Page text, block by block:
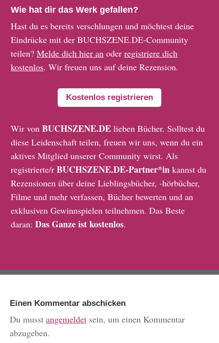
Wie hat dir das Werk gefallen?
Hast du es bereits verschlungen und möchtest deine
Eindrücke mit der BUCHSZENE.DE-Community
teilen?Melde dich hier an oderregistriere dich
kostenlos. Wir freuen uns auf deine Rezension.
Kostenlos registrieren
Wir vonBUCHSZENE.DE lieben Bücher. Solltest du
diese Leidenschaft teilen, freuen wir uns, wenn du ein
aktives Mitglied unserer Community wirst. Als
registrierte/rBUCHSZENE.DE-Partner*in kannst du
Rezensionen über deine Lieblingsbücher, -hörbücher,
Filme und mehr verfassen, Bücher bewerten und an
exklusiven Gewinnspielen teilnehmen. Das Beste
daran:Das Ganze ist kostenlos.
Einen Kommentar abschicken
Du musst angemeldet sein, um einen Kommentar
abzugeben.